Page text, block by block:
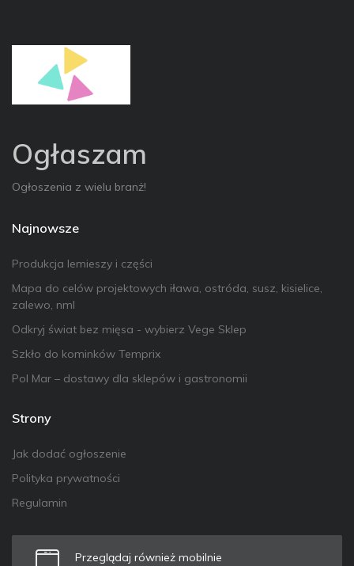
Ogłaszam
Ogłoszenia z wielu branż!
Najnowsze
Produkcja lemieszy i części
Mapa do celów projektowych iława, ostróda, susz, kisielice,
zalewo, nml
Odkryj świat bez mięsa - wybierz Vege Sklep
Szkło do kominków Temprix
Pol Mar – dostawy dla sklepów i gastronomii
Strony
Jak dodać ogłoszenie
Polityka prywatności
Regulamin
Przeglądaj również mobilnie